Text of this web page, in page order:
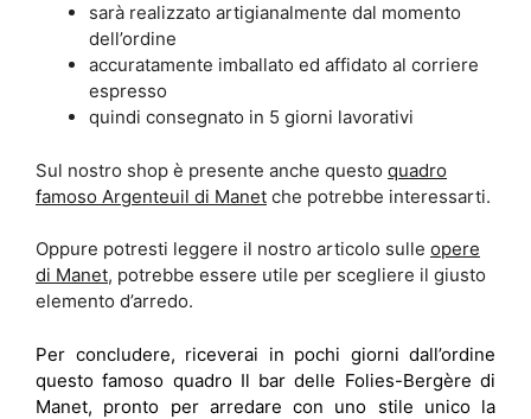
sarà realizzato artigianalmente dal momento
dell’ordine
accuratamente imballato ed affidato al corriere
espresso
quindi consegnato in 5 giorni lavorativi
Sul nostro shop è presente anche questo quadro
famoso Argenteuil di Manet che potrebbe interessarti.
Oppure potresti leggere il nostro articolo sulle opere
di Manet, potrebbe essere utile per scegliere il giusto
elemento d’arredo.
Per concludere, riceverai in pochi giorni dall’ordine
questo famoso quadro Il bar delle Folies-Bergère di
Manet, pronto per arredare con uno stile unico la